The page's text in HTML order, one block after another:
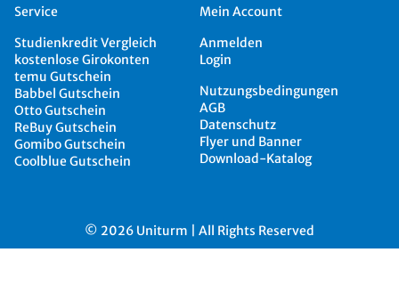
Service
Studienkredit Vergleich
kostenlose Girokonten
temu Gutschein
Babbel Gutschein
Otto Gutschein
ReBuy Gutschein
Gomibo Gutschein
Coolblue Gutschein
Mein Account
Anmelden
Login
Nutzungsbedingungen
AGB
Datenschutz
Flyer und Banner
Download-Katalog
© 2026 Uniturm | All Rights Reserved